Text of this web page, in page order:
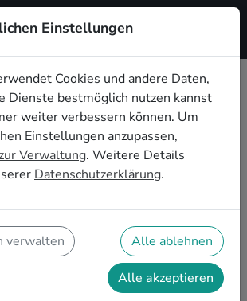
Registrieren
Live-Musik für die
in New York
Deine neue Wohnung eingezogen
die ersten Erinnerungen formen?
in New York kannst Du Dir sicher
Wohnung im richtigen Glanz
findest Du professionelle
Live-Acts, die perfekt auf Deine
in New York passen.
Einstellungen
Cookies und andere Daten,
Dienste bestmöglich nutzen kannst
weiter verbessern können. Um
Einstellungen anzupassen,
Verwaltung. Weitere Details
Datenschutzerklärung.
verwalten Alle ablehnen
Alle akzeptieren